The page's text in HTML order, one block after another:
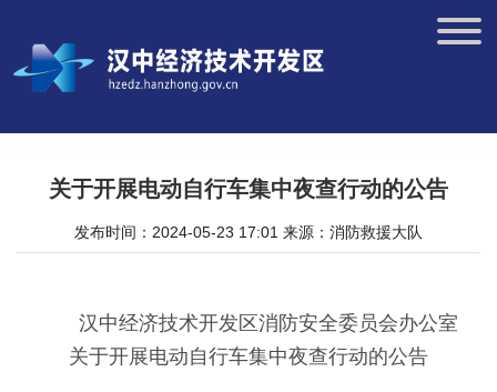
关于开展电动自行车集中夜查行动的公告
发布时间：2024-05-23 17:01 来源：消防救援大队
汉中经济技术开发区消防安全委员会办公室
关于开展电动自行车集中夜查行动的公告